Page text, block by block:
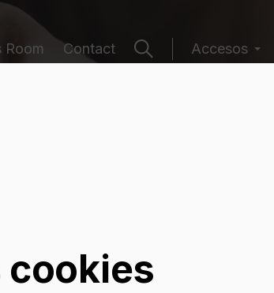
Room Contact Accesos
cookies